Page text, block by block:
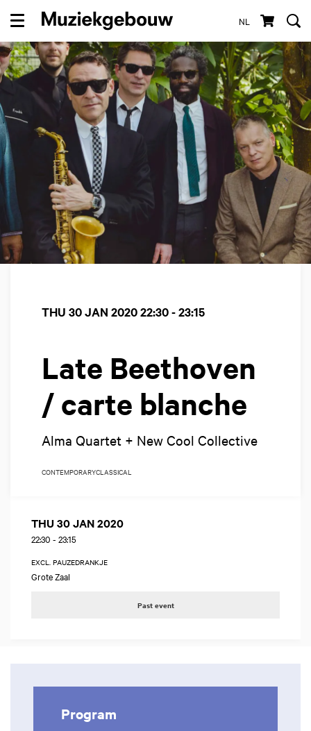
NL
Menu
Late Beethoven
/ carte blanche
Alma Quartet + New Cool Collective
THU 30 JAN 202022:30 - 23:15
CONTEMPORARYCLASSICAL
THU 30 JAN 2020
22:30 - 23:15
EXCL. PAUZEDRANKJE
Grote Zaal
Past event
Program